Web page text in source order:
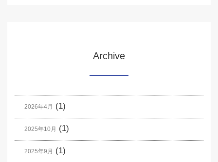
Archive
2026年4月 (1)
2025年10月 (1)
2025年9月 (1)